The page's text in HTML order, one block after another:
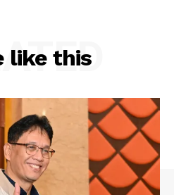
like this